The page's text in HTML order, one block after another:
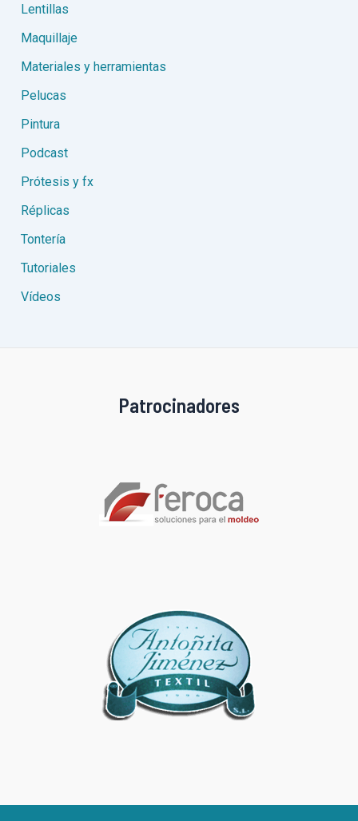
Lentillas
Maquillaje
Materiales y herramientas
Pelucas
Pintura
Podcast
Prótesis y fx
Réplicas
Tontería
Tutoriales
Vídeos
Patrocinadores